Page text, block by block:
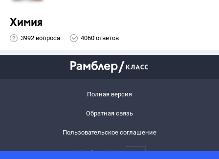
Химия
3992 вопроса 4060 ответов
Полная версия
Обратная связь
Пользовательское соглашение
© Рамблер,2026 6+